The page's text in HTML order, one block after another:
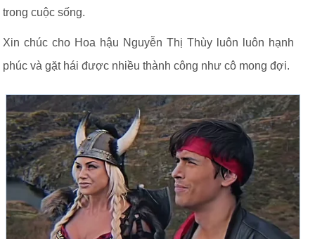
trong cuộc sống.
Xin chúc cho Hoa hậu Nguyễn Thị Thùy luôn luôn hạnh
phúc và gặt hái được nhiều thành công như cô mong đợi.